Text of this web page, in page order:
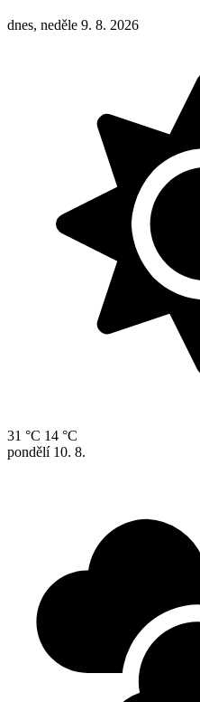
dnes, neděle 9. 8. 2026
31 °C 14 °C
pondělí 10. 8.